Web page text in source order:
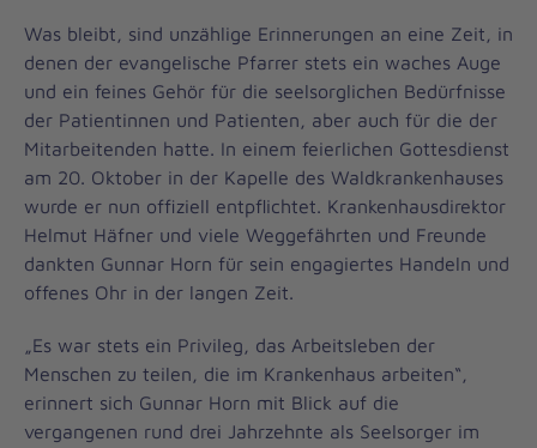
Was bleibt, sind unzählige Erinnerungen an eine Zeit, in
denen der evangelische Pfarrer stets ein waches Auge
und ein feines Gehör für die seelsorglichen Bedürfnisse
der Patientinnen und Patienten, aber auch für die der
Mitarbeitenden hatte. In einem feierlichen Gottesdienst
am 20. Oktober in der Kapelle des Waldkrankenhauses
wurde er nun offiziell entpflichtet. Krankenhausdirektor
Helmut Häfner und viele Weggefährten und Freunde
dankten Gunnar Horn für sein engagiertes Handeln und
offenes Ohr in der langen Zeit.
„Es war stets ein Privileg, das Arbeitsleben der
Menschen zu teilen, die im Krankenhaus arbeiten“,
erinnert sich Gunnar Horn mit Blick auf die
vergangenen rund drei Jahrzehnte als Seelsorger im